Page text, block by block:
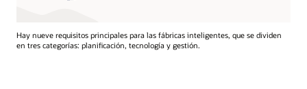
Hay nueve requisitos principales para las fábricas inteligentes, que se dividen
en tres categorías: planificación, tecnología y gestión.